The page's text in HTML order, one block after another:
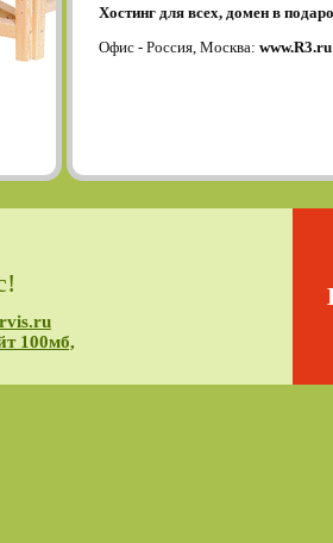
Хостинг для всех, домен в
Офис - Россия, Москва: www.R3.ru
100мб,